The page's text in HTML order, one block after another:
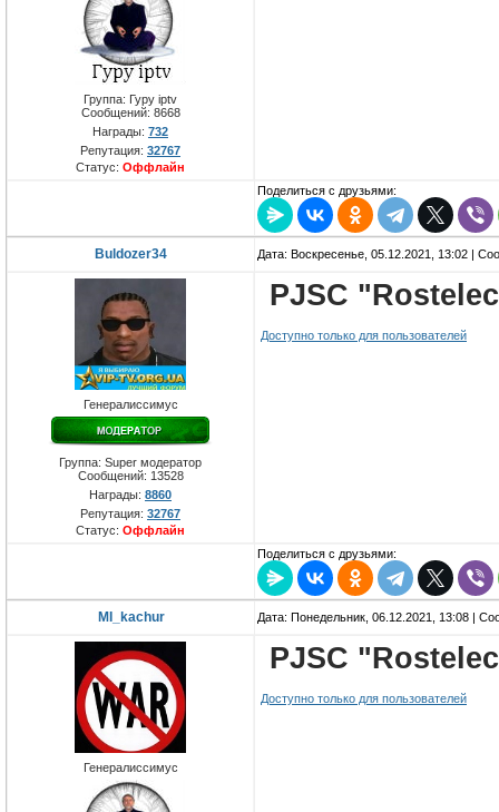
Группа: Гуру iptv
Сообщений: 8668
Награды: 732
Репутация: 32767
Статус: Оффлайн
Поделиться с друзьями:
Buldozer34 Дата: Воскресенье, 05.12.2021, 13:02 |
Генералиссимус
Группа: Super модератор
Сообщений: 13528
Награды: 8860
Репутация: 32767
Статус: Оффлайн
PJSC
Доступно только для пользователей
Поделиться с друзьями:
MI_kachur Дата: Понедельник, 06.12.2021, 13:08 |
Генералиссимус
PJSC
Доступно только для пользователей